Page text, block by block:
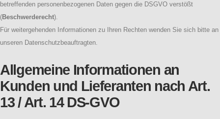
betreffenden personenbezogenen Daten gegen die DSGVO verstößt
(Beschwerderecht).
Für weitergehenden Informationen zu Ihren Rechten wenden Sie sich bitte an
unseren Datenschutzbeauftragten.
Allgemeine Informationen an
Kunden und Lieferanten nach Art.
13 / Art. 14 DS-GVO